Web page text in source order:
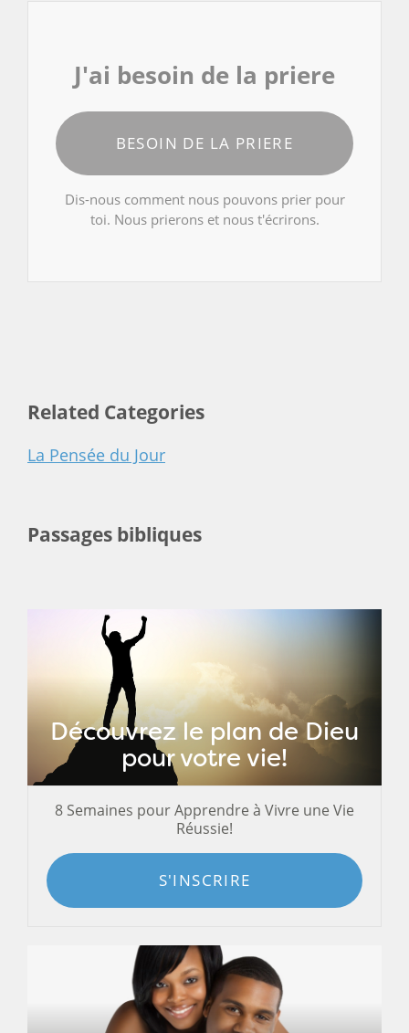
J'ai besoin de la priere
BESOIN DE LA PRIERE
Dis-nous comment nous pouvons prier pour
toi. Nous prierons et nous t'écrirons.
Related Categories
La Pensée du Jour
Passages bibliques
Découvrez le plan de Dieu
pour votre vie!
8 Semaines pour Apprendre à Vivre une Vie
Réussie!
S'INSCRIRE